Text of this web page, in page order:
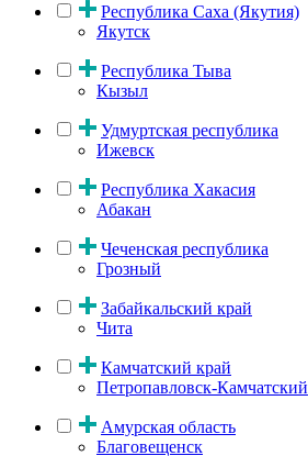
Республика Саха (Якутия)
Якутск
Республика Тыва
Кызыл
Удмуртская республика
Ижевск
Республика Хакасия
Абакан
Чеченская республика
Грозный
Забайкальский край
Чита
Камчатский край
Петропавловск-Камчатский
Амурская область
Благовещенск